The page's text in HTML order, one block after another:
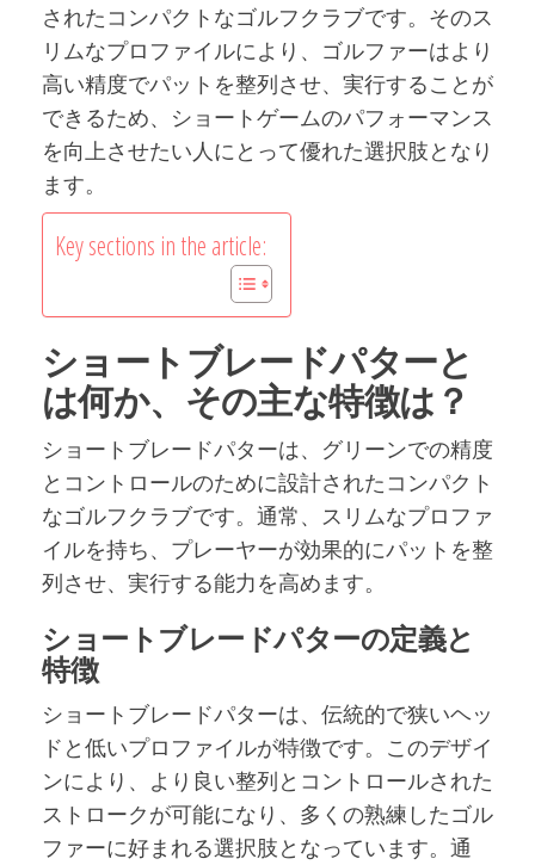
されたコンパクトなゴルフクラブです。そのス
リムなプロファイルにより、ゴルファーはより
高い精度でパットを整列させ、実行することが
できるため、ショートゲームのパフォーマンス
を向上させたい人にとって優れた選択肢となり
ます。
Key sections in the article:
ショートブレードパターと
は何か、その主な特徴は？
ショートブレードパターは、グリーンでの精度
とコントロールのために設計されたコンパクト
なゴルフクラブです。通常、スリムなプロファ
イルを持ち、プレーヤーが効果的にパットを整
列させ、実行する能力を高めます。
ショートブレードパターの定義と
特徴
ショートブレードパターは、伝統的で狭いヘッ
ドと低いプロファイルが特徴です。このデザイ
ンにより、より良い整列とコントロールされた
ストロークが可能になり、多くの熟練したゴル
ファーに好まれる選択肢となっています。通